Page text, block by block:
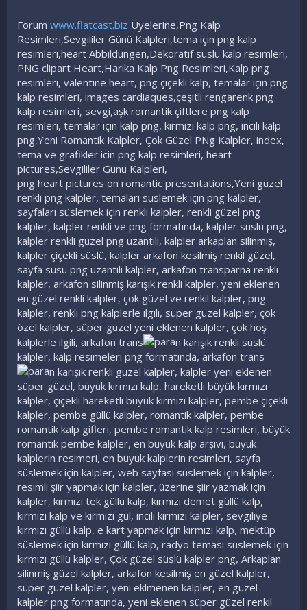
Forum www.flatcast.biz Üyelerine,Png Kalp
Resimleri,Sevgililer Günü Kalpleri,tema için png kalp
resimleri,heart Abbildungen,Dekoratif süslü kalp resimleri,
PNG clipart Heart,Harika Kalp Png Resimleri,Kalp png
resimleri, valentine heart, png çiçekli kalp, temalar için png
kalp resimleri, images cardiaques,çeşitli rengarenk png
kalp resimleri, sevgi,aşk romantik çiftlere png kalp
resimleri, temalar için kalp png, kırmızı kalp png, incili kalp
png,Yeni Romantik Kalpler, Çok Güzel PNg Kalpler, index,
tema ve grafikler icin png kalp resimleri, heart
pictures,Sevgililer Günü Kalpleri,
png heart pictures on romantic presentations,Yeni güzel
renkli png kalpler, temaları süslemek için png kalpler,
sayfaları süslemek için renkli kalpler, renkli güzel png
kalpler, kalpler renkli ve png formatında, kalpler süslü png,
kalpler renkli güzel png uzantılı, kalpler arkaplan silinmiş,
kalpler çiçekli süslü, kalpler arkafon kesilmiş renkil güzel,
sayfa süsü png uzantılı kalpler, arkafon transparna renkli
kalpler, arkafon silinmiş karışık renkli kalpler, yeni eklenen
en güzel renkli kalpler, çok güzel ve renkil kalpler, png
kalpler, renkli png kalplerle ilgili, süper güzel kalpler, çok
özel kalpler, süper güzel yeni eklenen kalpler, çok hoş
kalplerle ilgili, arkafon trans
n karışık renkli süslü
kalpler, kalp resimeleri png formatında, arkafon trans
n karışık renkli güzel kalpler, kalpler yeni eklenen
süper güzel, büyük kırmızı kalp, hareketli büyük kırmızı
kalpler, çiçekli hareketli büyük kırmızı kalpler, pembe çiçekli
kalpler, pembe güllü kalpler, romantik kalpler, pembe
romantik kalp gifleri, pembe romantik kalp resimleri, büyük
romantik pembe kalpler, en büyük kalp arşivi, büyük
kalplerin resimeri, en büyük kalplerin resimleri, sayfa
süslemek için kalpler, web sayfası süslemek için kalpler,
resimli şiir yapmak için kalpler, üzerine şiir yazmak için
kalpler, kırmızı tek güllü kalp, kırmızı demet güllü kalp,
kırmızı kalp ve kırmızı gül, incili kırmızı kalpler, sevgiliye
kırmızı güllü kalp, e kart yapmak için kırmızı kalp, mektüp
süslemek için kırmızı güllü kalp, radyo teması süslemek için
kırmızı güllü kalpler, Çok güzel süslü kalpler png, Arkaplan
silinmiş güzel kalpler, arkafon kesilmiş en güzel kalpler,
süper güzel kalpler, yeni eklmenen kalpler, en güzel
kalpler png formatında, yeni eklenen süper güzel renkil